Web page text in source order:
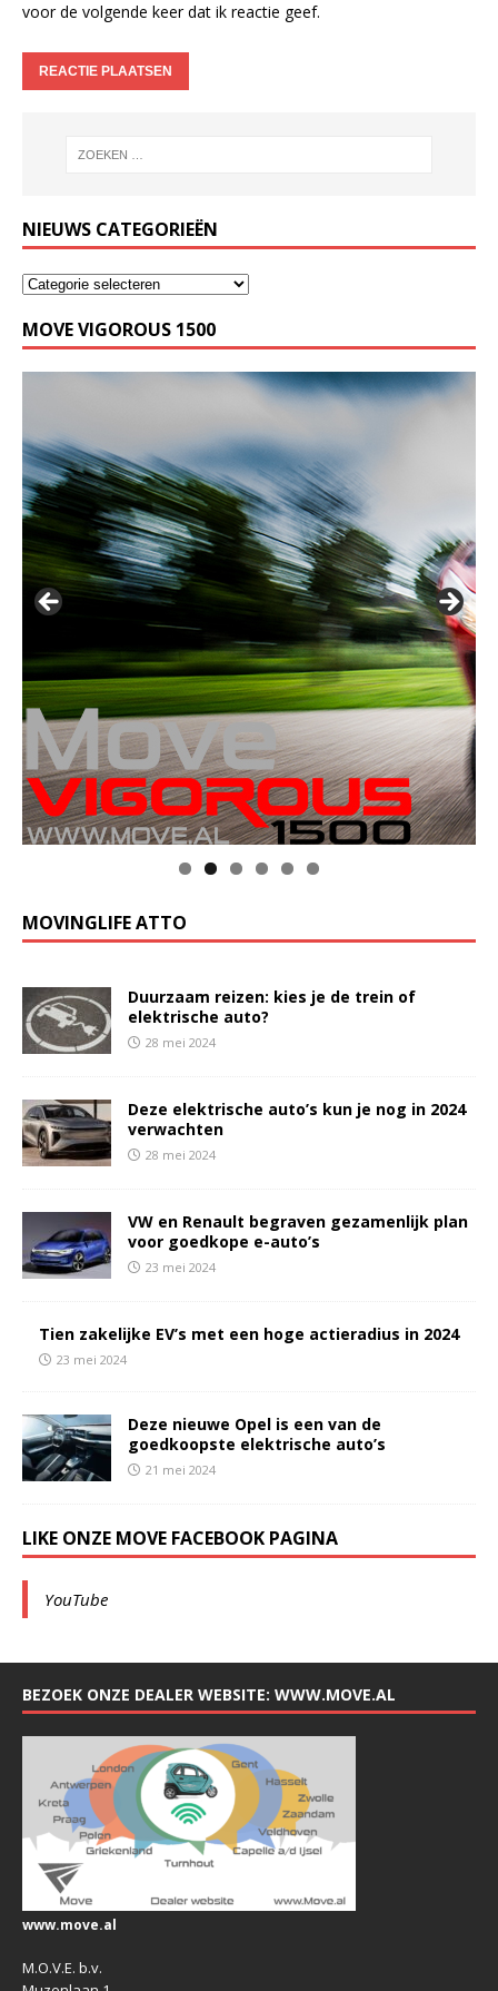
voor de volgende keer dat ik reactie geef.
NIEUWS CATEGORIEËN
MOVE VIGOROUS 1500
MOVINGLIFE ATTO
Duurzaam reizen: kies je de trein of
elektrische auto?
28 mei 2024
Deze elektrische auto’s kun je nog in 2024
verwachten
28 mei 2024
VW en Renault begraven gezamenlijk plan
voor goedkope e-auto’s
23 mei 2024
Tien zakelijke EV’s met een hoge actieradius in 2024
23 mei 2024
Deze nieuwe Opel is een van de
goedkoopste elektrische auto’s
21 mei 2024
LIKE ONZE MOVE FACEBOOK PAGINA
YouTube
BEZOEK ONZE DEALER WEBSITE: WWW.MOVE.AL
www.move.al
M.O.V.E. b.v.